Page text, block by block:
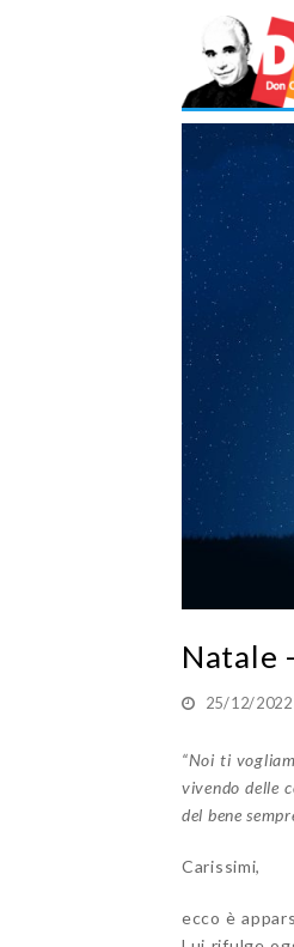
Natale
25/12/2022
“Noi ti
vivendo delle
del bene
Carissimi,
ecco è